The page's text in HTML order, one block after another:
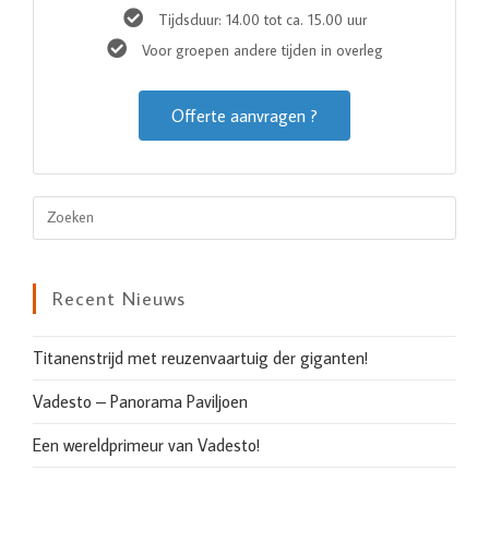
Tijdsduur: 14.00 tot ca. 15.00 uur
Voor groepen andere tijden in overleg
Offerte aanvragen ?
Recent Nieuws
Titanenstrijd met reuzenvaartuig der giganten!
Vadesto – Panorama Paviljoen
Een wereldprimeur van Vadesto!